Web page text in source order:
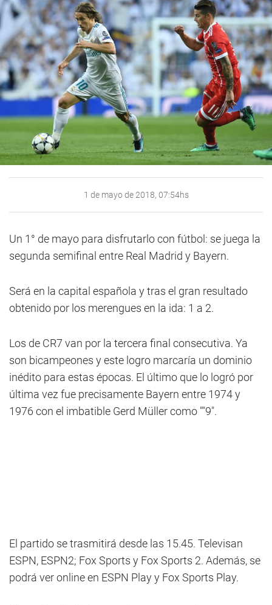
1 de mayo de 2018, 07:54hs
Un 1° de mayo para disfrutarlo con fútbol: se juega la
segunda semifinal entre Real Madrid y Bayern.
Será en la capital española y tras el gran resultado
obtenido por los merengues en la ida: 1 a 2.
Los de CR7 van por la tercera final consecutiva. Ya
son bicampeones y este logro marcaría un dominio
inédito para estas épocas. El último que lo logró por
última vez fue precisamente Bayern entre 1974 y
1976 con el imbatible Gerd Müller como ""9".
El partido se trasmitirá desde las 15.45. Televisan
ESPN, ESPN2; Fox Sports y Fox Sports 2. Además, se
podrá ver online en ESPN Play y Fox Sports Play.